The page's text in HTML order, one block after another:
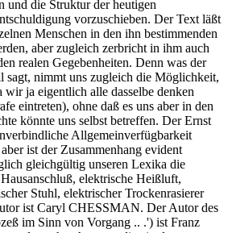
und die Struktur der heutigen
vorzuschieben. Der Text läßt
Menschen in den ihn bestimmenden
aber zugleich zerbricht in ihm auch
realen Gegebenheiten. Denn was der
sagt, nimmt uns zugleich die Möglichkeit,
ja eigentlich alle dasselbe denken
eintreten), ohne daß es uns aber in den
könnte uns selbst betreffen. Der Ernst
Allgemeinverfügbarkeit
ist der Zusammenhang evident
gleichgültig unseren Lexika die
elektrische Heißluft,
Stuhl, elektrischer Trockenrasierer
ist Caryl CHESSMAN. Der Autor des
im Sinn von Vorgang .. .') ist Franz